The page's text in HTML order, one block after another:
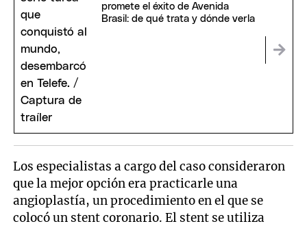
promete el éxito de Avenida
Brasil: de qué trata y dónde verla
Los especialistas a cargo del caso consideraron
que la mejor opción era practicarle una
angioplastía, un procedimiento en el que se
colocó un stent coronario. El stent se utiliza